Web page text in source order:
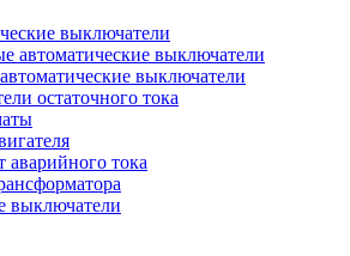
выключатели
автоматические выключатели
выключатели
остаточного тока
аварийного тока
выключатели